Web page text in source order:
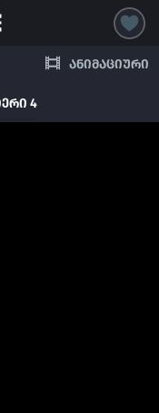
ანიმაციური
4